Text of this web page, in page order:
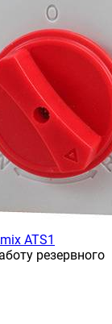
ATS1
резервного